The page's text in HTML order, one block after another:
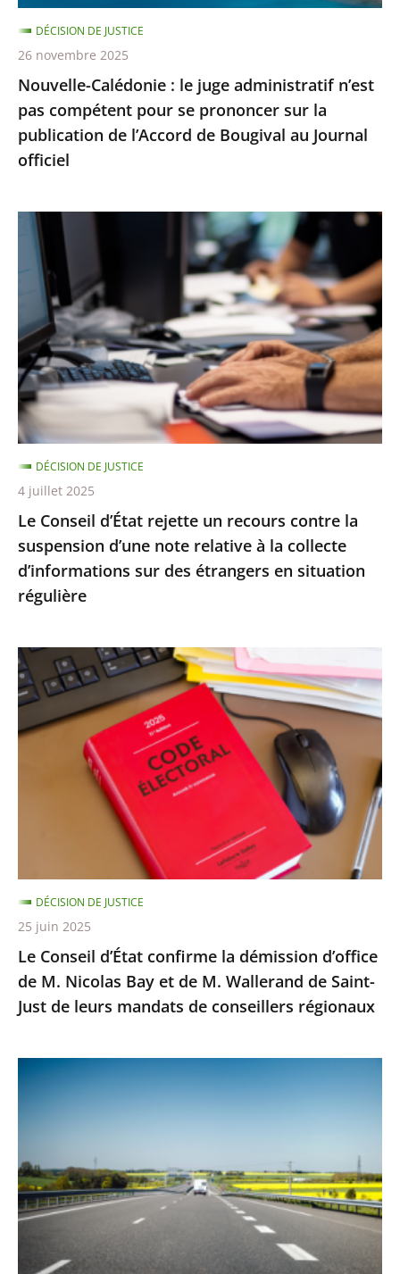
pour
se
prononcer
sur
la
publication
de
de
Bougival
Journal
officiel
Nouvelle-Calédonie : le juge administratif n’est
pas compétent pour se prononcer sur la
publication de l’Accord de Bougival au Journal
officiel
DÉCISION DE JUSTICE
26 novembre 2025
Conseil
d’État
rejette
un
recours
contre
la
suspension
d’une
note
relative
à
la
collecte
d’informations
des
étrangers
en
situation
Le Conseil d’État rejette un recours contre la
suspension d’une note relative à la collecte
d’informations sur des étrangers en situation
régulière
DÉCISION DE JUSTICE
4 juillet 2025
Le
Conseil
d’État
confirme
Nicolas
Bay
et
de
M.
Wallerand
Saint-
Just
mandats
de
conseillers
Le Conseil d’État confirme la démission d’office
de M. Nicolas Bay et de M. Wallerand de Saint-
Just de leurs mandats de conseillers régionaux
DÉCISION DE JUSTICE
25 juin 2025
Autoroute
sur
un
litige
de